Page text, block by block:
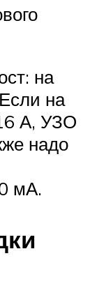
на
на
А, УЗО
надо
мА.